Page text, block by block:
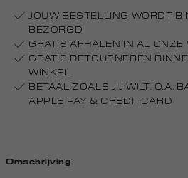
JOUW BESTELLING WORDT
BEZORGD
GRATIS AFHALEN IN AL ONZE
GRATIS RETOURNEREN
WINKEL
BETAAL ZOALS JIJ WILT: O.A.
APPLE PAY & CREDITCARD
Omschrijving